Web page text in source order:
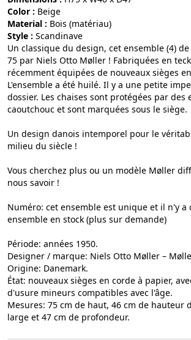
Color :
beige
Material :
bois (matériau)
Style :
scandinave
Un classique du design, cet ensemble (4)
75 par Niels Otto Møller ! Fabriquées en
récemment équipées de nouveaux sièges
L'ensemble a été huilé. Il y a une petite
dossier. Les chaises sont protégées par des
caoutchouc et sont marquées sous le siège.
Un design danois intemporel pour le
milieu du siècle !
Vous cherchez plus ou un modèle Møller
nous savoir !
Numéro: cet ensemble est unique et il n'y a
ensemble en stock (plus sur demande)
Période: années 1950.
Designer / marque: Niels Otto Møller –
Origine: Danemark.
État: nouveaux sièges en corde à papier,
d'usure mineurs compatibles avec l'âge.
Mesures: 75 cm de haut, 46 cm de hauteur
large et 47 cm de profondeur.